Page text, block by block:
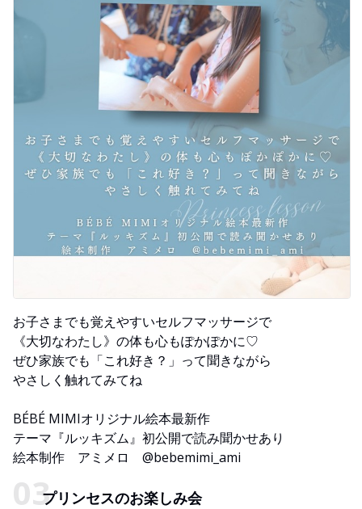
お子さまでも覚えやすいセルフマッサージで
《大切なわたし》の体も心もぽかぽかに♡
ぜひ家族でも「これ好き？」って聞きながら
やさしく触れてみてね
BÉBÉ MIMIオリジナル絵本最新作
テーマ『ルッキズム』初公開で読み聞かせあり
絵本制作 アミメロ @bebemimi_ami
プリンセスのお楽しみ会